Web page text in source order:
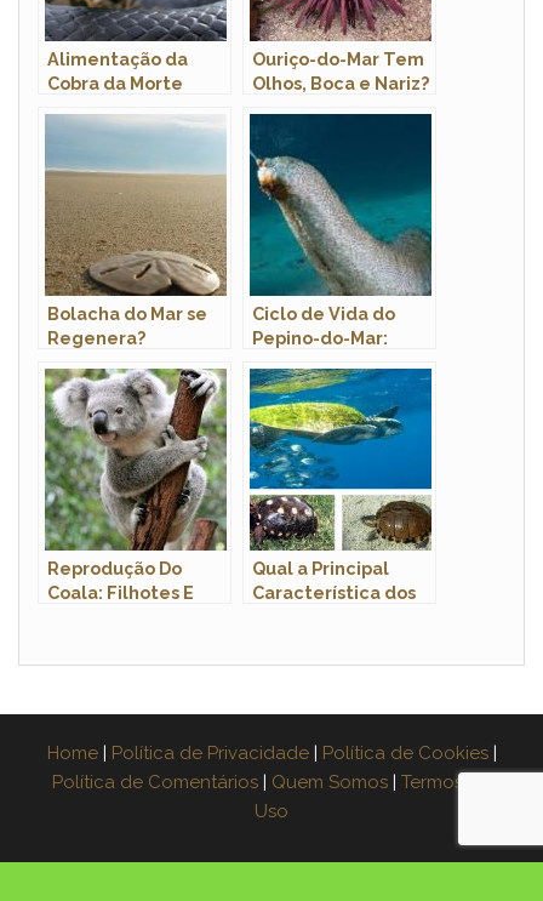
Alimentação da
Cobra da Morte
Ouriço-do-Mar Tem
Olhos, Boca e Nariz?
Bolacha do Mar se
Regenera?
Ciclo de Vida do
Pepino-do-Mar:
Vive?
Reprodução Do
Coala: Filhotes E
Qual a Principal
Característica dos
Home | Política de Privacidade | Política de Cookies |
Política de Comentários | Quem Somos | Termos de
Uso